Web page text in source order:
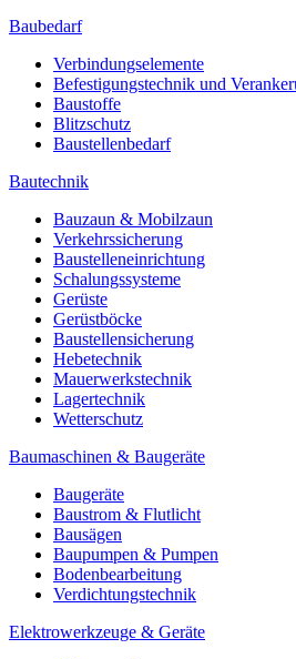
Baubedarf
Verbindungselemente
Befestigungstechnik und
Baustoffe
Blitzschutz
Baustellenbedarf
Bautechnik
Bauzaun & Mobilzaun
Verkehrssicherung
Baustelleneinrichtung
Schalungssysteme
Gerüste
Gerüstböcke
Baustellensicherung
Hebetechnik
Mauerwerkstechnik
Lagertechnik
Wetterschutz
Baumaschinen & Baugeräte
Baugeräte
Baustrom & Flutlicht
Bausägen
Baupumpen & Pumpen
Bodenbearbeitung
Verdichtungstechnik
Elektrowerkzeuge & Geräte